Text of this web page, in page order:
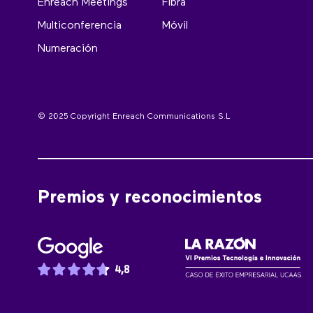
Enreach Meetings
Multiconferencia
Numeración
Fibra
Móvil
© 2025 Copyright Enreach Communications S.L
Premios y reconocimientos